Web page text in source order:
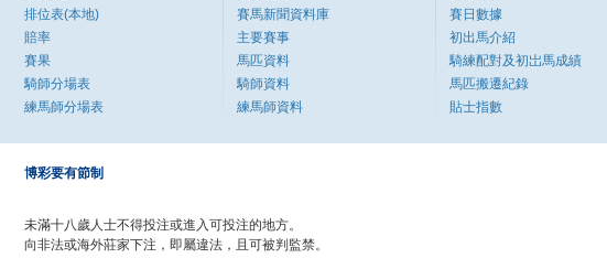
排位表(本地)
賠率
賽果
騎師分場表
練馬師分場表
賽馬新聞資料庫
主要賽事
馬匹資料
騎師資料
練馬師資料
賽日數據
初出馬介紹
騎練配對及初岀馬成績
馬匹搬遷紀錄
貼士指數
博彩要有節制
未滿十八歲人士不得投注或進入可投注的地方。
向非法或海外莊家下注，即屬違法，且可被判監禁。